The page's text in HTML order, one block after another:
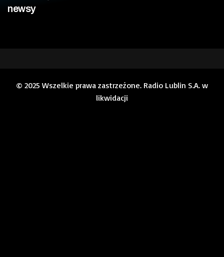
newsy
© 2025 Wszelkie prawa zastrzeżone. Radio Lublin S.A. w
likwidacji